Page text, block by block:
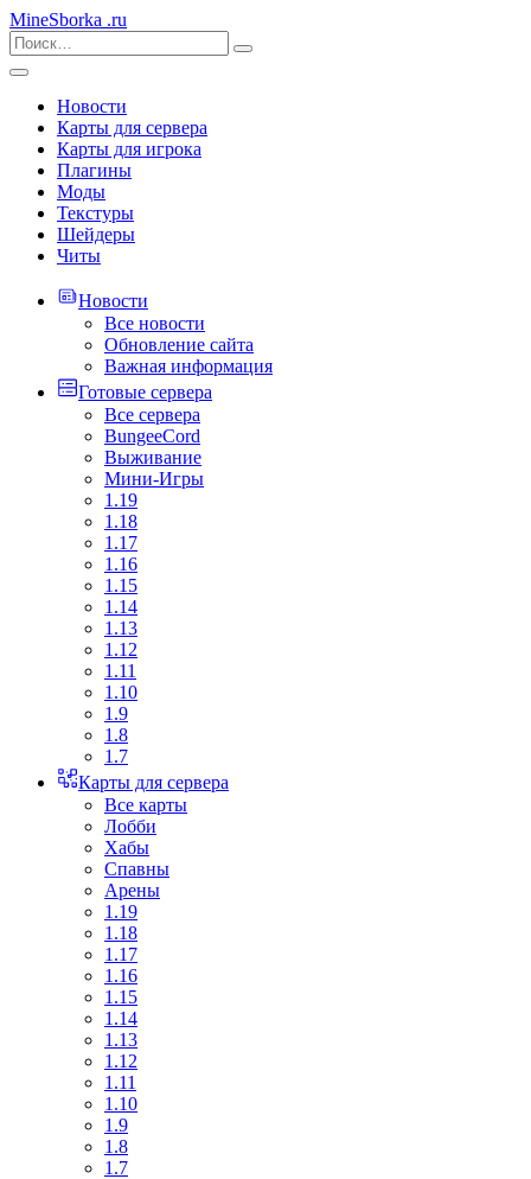
MineSborka .ru
Новости
Карты для сервера
Карты для игрока
Плагины
Моды
Текстуры
Шейдеры
Читы
Новости
Все новости
Обновление сайта
Важная информация
Готовые сервера
Все сервера
BungeeCord
Выживание
Мини-Игры
1.19
1.18
1.17
1.16
1.15
1.14
1.13
1.12
1.11
1.10
1.9
1.8
1.7
Карты для сервера
Все карты
Лобби
Хабы
Спавны
Арены
1.19
1.18
1.17
1.16
1.15
1.14
1.13
1.12
1.11
1.10
1.9
1.8
1.7